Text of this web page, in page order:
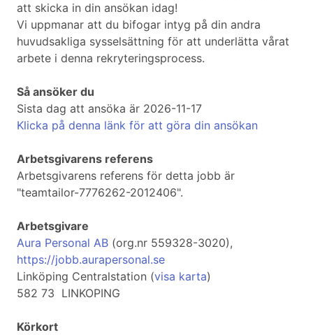
att skicka in din ansökan idag!
Vi uppmanar att du bifogar intyg på din andra
huvudsakliga sysselsättning för att underlätta vårat
arbete i denna rekryteringsprocess.
Så ansöker du
Sista dag att ansöka är 2026-11-17
Klicka på denna länk för att göra din ansökan
Arbetsgivarens referens
Arbetsgivarens referens för detta jobb är
"teamtailor-7776262-2012406".
Arbetsgivare
Aura Personal AB (org.nr 559328-3020),
https://jobb.aurapersonal.se
Linköping Centralstation (visa karta)
582 73 LINKOPING
Körkort